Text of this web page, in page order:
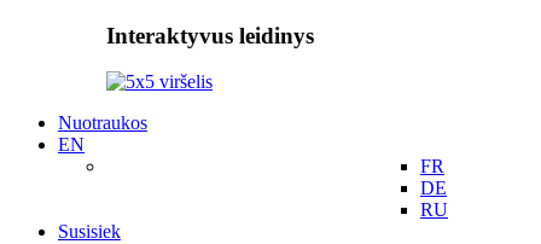
Interaktyvus leidinys
Nuotraukos
EN
FR
DE
RU
Susisiek